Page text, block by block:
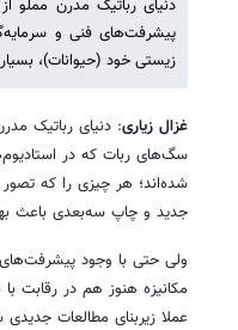
دنیای رباتیک مدرن مملو
پیشرفت‌های فنی و
زیستی خود (حیوانات)،
غزال زیاری: دنیای رباتیک
سگ‌های ربات که در
شده‌اند؛ هر چیزی را که
جدید و چاپ سه‌بعدی باعث
ولی حتی با وجود
مکانیزه هنوز هم در رقابت